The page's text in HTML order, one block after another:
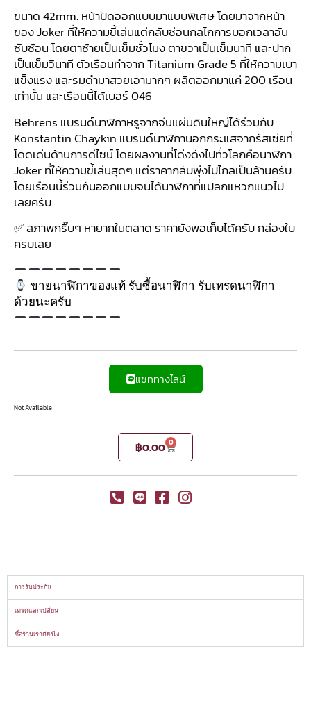
ขนาด 42mm. หน้าปัดออกแบบมาแบบพิเศษ โดยมาจากหน้า
ของ Joker ที่ให้ความขี้เล่นแต่กลับซ่อนกลไกการบอกเวลาอัน
ซับซ้อน โดยตาซ้ายเป็นเข็มชั่วโมง ตาขวาเป็นเข็มนาที และปาก
เป็นเข็มวินาที ตัวเรือนทำจาก Titanium Grade 5 ที่ให้ความเบา
แข็งแรง และรมดำมาสวยเอามากๆ ผลิตออกมาแค่ 200 เรือน
เท่านั้น และเรือนนี้ได้เบอร์ 046
Behrens แบรนด์นาฬิกาหรูจากจีนแผ่นดินใหญ่ได้ร่วมกับ
Konstantin Chaykin แบรนด์นาฬิกานอกกระแสจากรัสเซียที่
โดดเด่นด้านการดีไซน์ โดยผลงานที่โด่งดังไปทั่วโลกคือนาฬิกา
Joker ที่ให้ความขี้เล่นสุดๆ แต่ราคากลับพุ่งไปไกลเป็นล้านครับ
โดยเรือนนี้ร่วมกันออกแบบจนได้นาฬิกาที่แปลกแหวกแนวไป
เลยครับ
✅ สภาพกริ๊บๆ หายากในตลาด ราคายังพอเก็บได้ครับ กล่องใบ
ครบเลย
ขายนาฬิกาของแท้ รับซื้อนาฬิกา รับเทรดนาฬิกา
ด้วยนะครับ
แชททางไลน์
Not Available
฿0.00 0
การรับประกัน
เทรดแลกเปลี่ยน
ซื้อร้านเราดียังไง